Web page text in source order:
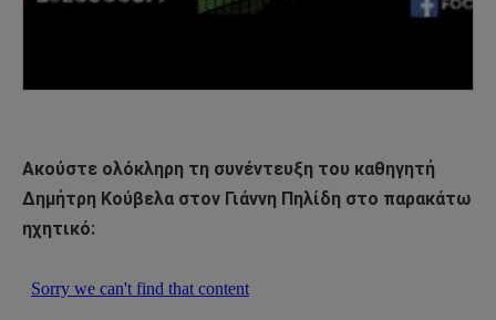
Ακούστε ολόκληρη τη συνέντευξη του καθηγητή
Δημήτρη Κούβελα στον Γιάννη Πηλίδη στο παρακάτω
ηχητικό: